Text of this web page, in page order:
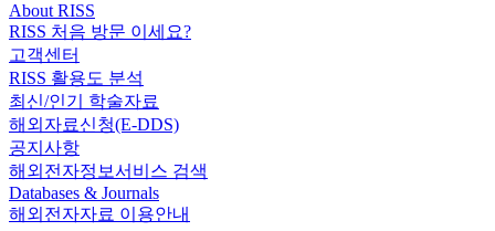
About RISS
RISS 처음 방문 이세요?
고객센터
RISS 활용도 분석
최신/인기 학술자료
해외자료신청(E-DDS)
공지사항
해외전자정보서비스 검색
Databases & Journals
해외전자자료 이용안내